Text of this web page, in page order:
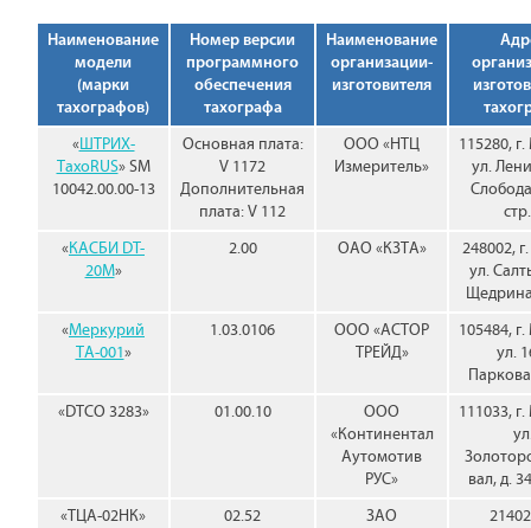
Наименование
модели
(марки
тахографов)
Номер версии
программного
обеспечения
тахографа
Наименование
организации-
изготовителя
«ШТРИХ-
ТахоRUS» SM
10042.00.00-13
Основная плата:
V 1172
Дополнительная
плата: V 112
ООО «НТЦ
Измеритель»
115280,
ул.
«КАСБИ DT-
20M»
2.00 ОАО «КЗТА»
248002,
ул.
«Меркурий
ТА-001»
1.03.0106
ООО «АСТОР
ТРЕЙД»
105484,
ул.
«DTCO 3283»
01.00.10
ООО
«Континентал
Аутомотив
РУС»
111033,
вал, д.
«ТЦА-02НК»
02.52
ЗАО